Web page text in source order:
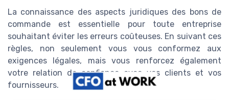
La connaissance des aspects juridiques des bons de
commande est essentielle pour toute entreprise
souhaitant éviter les erreurs coûteuses. En suivant ces
règles, non seulement vous vous conformez aux
exigences légales, mais vous renforcez également
votre relation de confiance avec vos clients et vos
fournisseurs.